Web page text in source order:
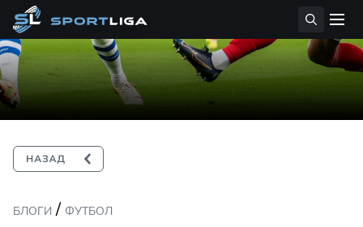
БЛОГИ / ФУТБОЛ